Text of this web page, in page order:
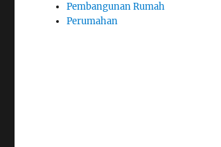
Pembangunan Rumah
Perumahan